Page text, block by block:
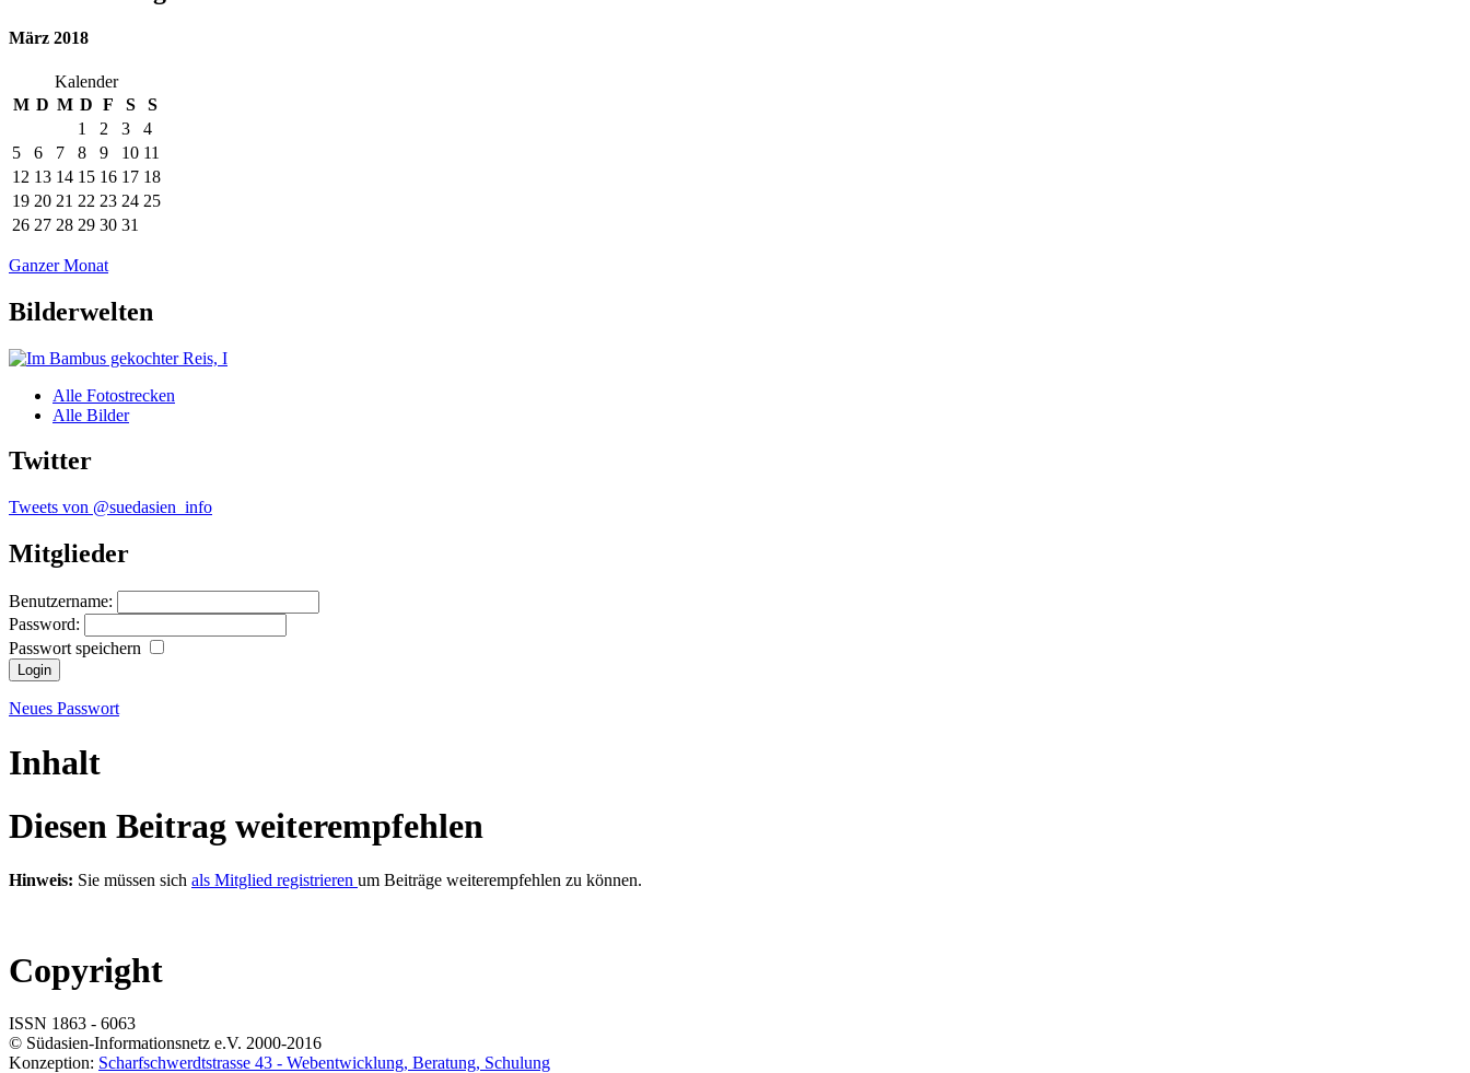
März 2018
Kalender
M D M D F S
S
1
2 3
4
5
6 7 8 9 10 11
12 13 14 15 16 17 18
19 20 21 22 23 24 25
26 27 28 29 30 31
Ganzer Monat
Bilderwelten
Alle Fotostrecken
Alle Bilder
Twitter
Tweets von @suedasien_info
Mitglieder
Benutzername:
Password:
Passwort speichern
Neues Passwort
Inhalt
Diesen Beitrag weiterempfehlen
Hinweis: Sie müssen sich als Mitglied registrieren um Beiträge weiterempfehlen zu können.
Copyright
ISSN 1863 - 6063
© Südasien-Informationsnetz e.V. 2000-2016
Konzeption: Scharfschwerdtstrasse 43 - Webentwicklung, Beratung, Schulung